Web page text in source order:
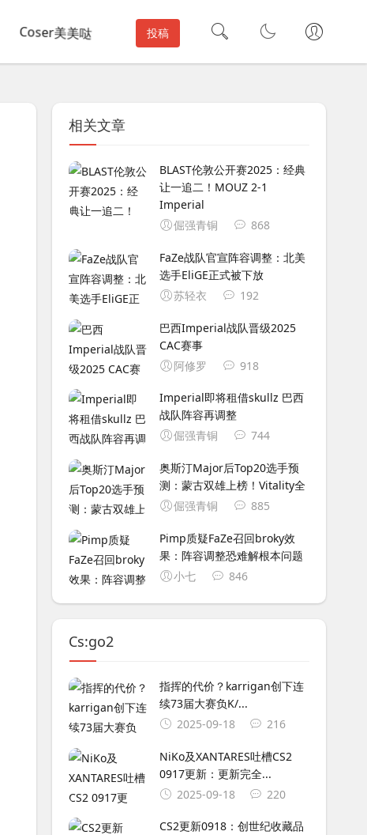
Coser美美哒 投稿
相关文章
BLAST伦敦公开赛2025：经典
让一追二！MOUZ 2-1
Imperial
倔强青铜
868
FaZe战队官宣阵容调整：北美
选手EliGE正式被下放
苏轻衣
192
巴西Imperial战队晋级2025
CAC赛事
阿修罗
918
Imperial即将租借skullz 巴西
战队阵容再调整
倔强青铜
744
奥斯汀Major后Top20选手预
测：蒙古双雄上榜！Vitality全
倔强青铜
885
Pimp质疑FaZe召回broky效
果：阵容调整恐难解根本问题
小七
846
Cs:go2
指挥的代价？karrigan创下连
续73届大赛负K/...
2025-09-18
216
NiKo及XANTARES吐槽CS2
0917更新：更新完全...
2025-09-18
220
CS2更新0918：创世纪收藏品